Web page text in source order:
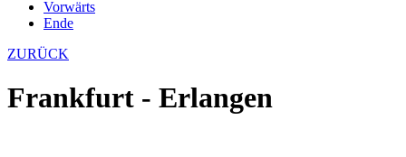
Vorwärts
Ende
ZURÜCK
Frankfurt - Erlangen